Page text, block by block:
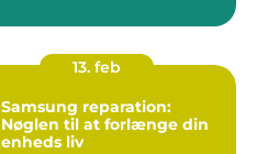
13. feb
Samsung reparation:
Nøglen til at forlænge din
enheds liv